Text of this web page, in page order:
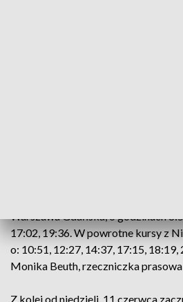
Warszawa Gdańska, o godzinach
17:02, 19:36. W powrotne kursy z
o: 10:51, 12:27, 14:37, 17:15,
Monika Beuth, rzeczniczka
Z kolei od niedzieli, 11 czerwca